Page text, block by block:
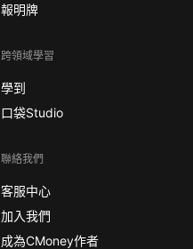
報明牌
跨領域學習
學到
口袋Studio
聯絡我們
客服中心
加入我們
成為CMoney作者